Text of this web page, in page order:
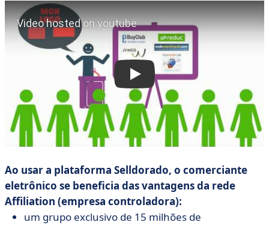
Ao usar a plataforma Selldorado, o comerciante
eletrônico se beneficia das vantagens da rede
Affiliation (empresa controladora):
um grupo exclusivo de 15 milhões de